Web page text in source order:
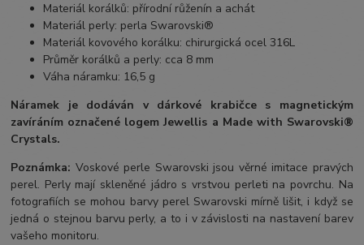
Materiál korálků: přírodní růženín a achát
Materiál perly: perla Swarovski®
Materiál kovového korálku: chirurgická ocel 316L
Průměr korálků a perly: cca 8 mm
Váha náramku: 16,5 g
Náramek je dodáván v dárkové krabičce s magnetickým
zavíráním označené logem Jewellis a Made with Swarovski®
Crystals.
Poznámka: Voskové perle Swarovski jsou věrné imitace pravých
perel. Perly mají skleněné jádro s vrstvou perleti na povrchu. Na
fotografiích se mohou barvy perel Swarovski mírně lišit, i když se
jedná o stejnou barvu perly, a to i v závislosti na nastavení barev
vašeho monitoru.